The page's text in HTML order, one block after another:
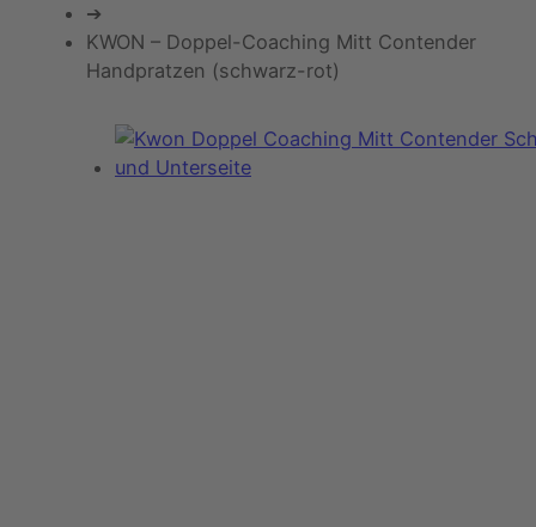
➔
KWON – Doppel-Coaching Mitt Contender
Handpratzen (schwarz-rot)